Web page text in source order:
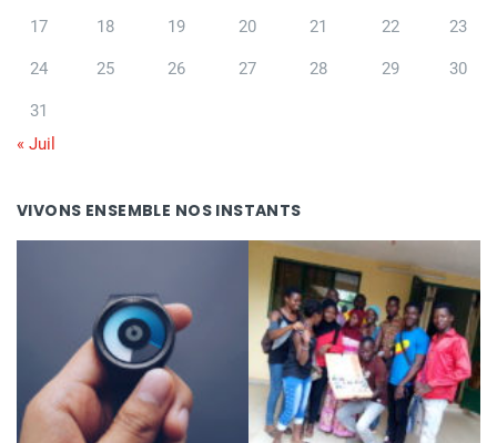
17 18 19 20 21 22 23
24 25 26 27 28 29 30
31
« Juil
VIVONS ENSEMBLE NOS INSTANTS